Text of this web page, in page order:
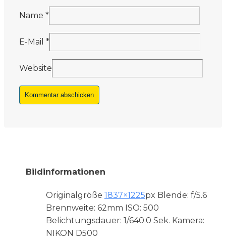
Name *
E-Mail *
Website
Bildinformationen
Originalgröße 1837×1225px Blende: f/5.6
Brennweite: 62mm ISO: 500
Belichtungsdauer: 1/640.0 Sek. Kamera:
NIKON D500